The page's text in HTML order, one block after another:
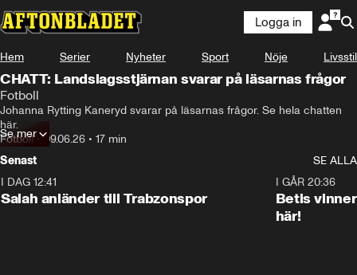
Logga in
Hem Serier Nyheter Sport Nöje Livsstil
CHATT: Landslagsstjärnan svarar på läsarnas frågor
Fotboll
Johanna Rytting Kaneryd svarar på läsarnas frågor. Se hela chatten
här.
Fotboll•09.06.26 • 17 min
Se mer
Senast
SE ALLA
I DAG 12:41
Salah anländer till Trabzonspor
I GÅR 20:36
Betis
här!